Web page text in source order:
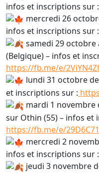
infos et inscriptions sur :
mercredi 26
infos et inscriptions sur :
samedi 29 octobre
(Belgique) – infos et
https://fb.me/e/
lundi 31 octobre
et inscriptions sur :
mardi 1 novembre
sur Othin (55) – infos et
https://fb.me/e/
mercredi 2
infos et inscriptions sur :
jeudi 3 novembre